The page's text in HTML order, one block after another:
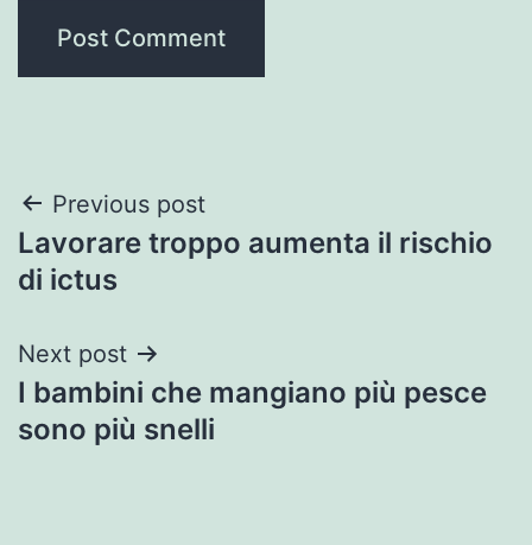
Post
navigation
Previous post
Lavorare troppo aumenta il rischio
di ictus
Next post
I bambini che mangiano più pesce
sono più snelli